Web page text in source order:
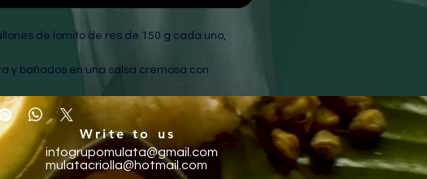
de lomito de res de 150 g cada uno,
y bañados en una salsa cremosa con
de unas crujientes papas criollas.
al
cocción que desees, con un sabor intenso y
que se derrite en la boca.
Write to us
infogrupomulata@gmail.com
mulatacriolla@hotmail.com